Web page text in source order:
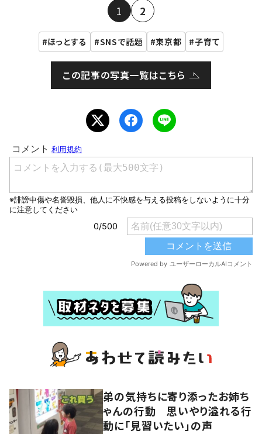
1 2
ほっとする SNSで話題 東京都 子育て
この記事の写真一覧はこちら
弟の気持ちに寄り添ったお姉ち
ゃんの行動 思いやり溢れる行
動に「見習いたい」の声